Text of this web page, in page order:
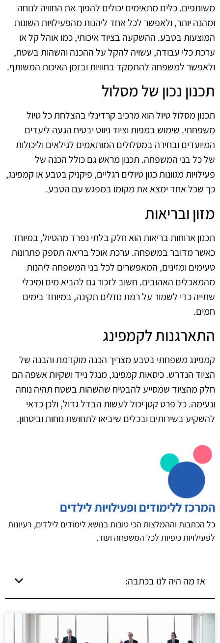
משותפים. כלים מתאימים יכולים להפוך את החוויה לנוחה
ומהנה יותר, ולאפשר לכל אחד ליהנות מהפעילויות השונות
המוצעות בטבע. ההשקעה בציוד איכותי, כמו אוהל קל או
ערכת כלי עבודה, עשויה להקל על ההכנה והשהות בשטח,
ולאפשר למשפחה להתמקד בחוויות ובזמן האיכות המשותף.
תכנון נכון של מסלול
תכנון מסלול טיול הוא מרכיב קרדינלי בהצלחת כל טיול
משפחתי. שימוש במפות וציוד ניווט יבטיח הגעה ליעדים
המיועדים ובחירה במסלולים המותאמים לגילאים וליכולות
של כל בני המשפחה. תכנון מראש גם כולל הכנה של
פעילויות מגוונות כגון טיולים רגליים, פיקניק בטבע או קמפינג,
כך שכל אחד ימצא את מקומו במפגש עם הטבע.
מזון ובריאות
תכנון ארוחות בריאות הוא חלק בלתי נפרד מהטיול, במיוחד
כאשר מדובר במשפחה. ערכת אוכל בריאה תספק פתרונות
טעימים ומזינים, המאפשרים לכל בני המשפחה ליהנות
מהמאכלים האהובים. חשוב לזכור גם להביא מים ומיכלי
שתייה כדי לשמור על רמת נוזלים תקינה, במיוחד בימים
חמים.
התארגנות לקמפינג
קמפינג משפחתי בטבע מצריך הכנה מוקדמת והבנה של
הציוד הנדרש. כיסאות קמפינג, מנגל נייד ושקיות אשפה הם
חלק מהציוד שמסייע להבטיח שהשהות בשטח תהיה נוחה
ונעימה. כל פרט קטן יכול לעשות הבדל גדול, ולכן כדאי
להשקיע בשירותים ובכלים שיביאו לתחושת נוחות וביטחון.
המרכז ללימודים ופעילויות לילדים
כל הכתבות וההמלצות הכי טובות בנושא לימודים לילדים, רעיונות
לפעילויות כיפיות לכל המשפחה ועוד.
אז מה היה לנו בכתבה: